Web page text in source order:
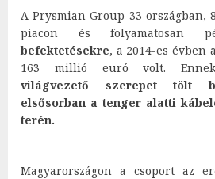
A Prysmian Group 33 országban,
piacon és folyamatosan
befektetésekre, a 2014-es évben
163 millió euró volt. Ennek
világvezető szerepet tölt
elsősorban a tenger alatti
terén.
Magyarországon a csoport az